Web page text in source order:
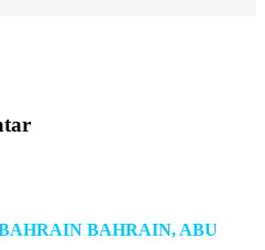
BAHRAIN, ABU